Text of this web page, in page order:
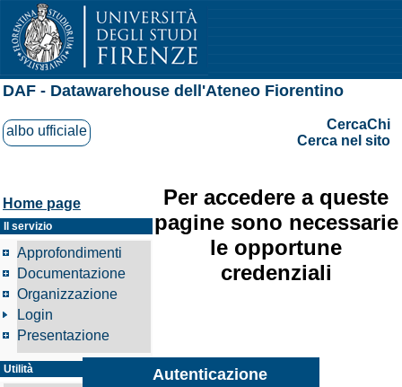
DAF - Datawarehouse dell'Ateneo Fiorentino
albo ufficiale
CercaChi
Cerca nel sito
Home page
Il servizio
Approfondimenti
Documentazione
Organizzazione
Login
Presentazione
Utilità
Per accedere a queste
pagine sono necessarie
le opportune
credenziali
Autenticazione